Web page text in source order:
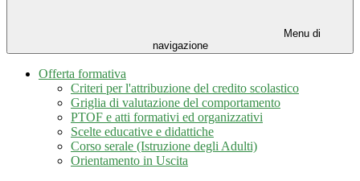
Menu di
navigazione
Offerta formativa
Criteri per l'attribuzione del credito scolastico
Griglia di valutazione del comportamento
PTOF e atti formativi ed organizzativi
Scelte educative e didattiche
Corso serale (Istruzione degli Adulti)
Orientamento in Uscita